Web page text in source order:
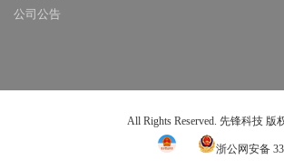
公司公告
All Rights Reserved. 先锋科技 版
浙公网安备